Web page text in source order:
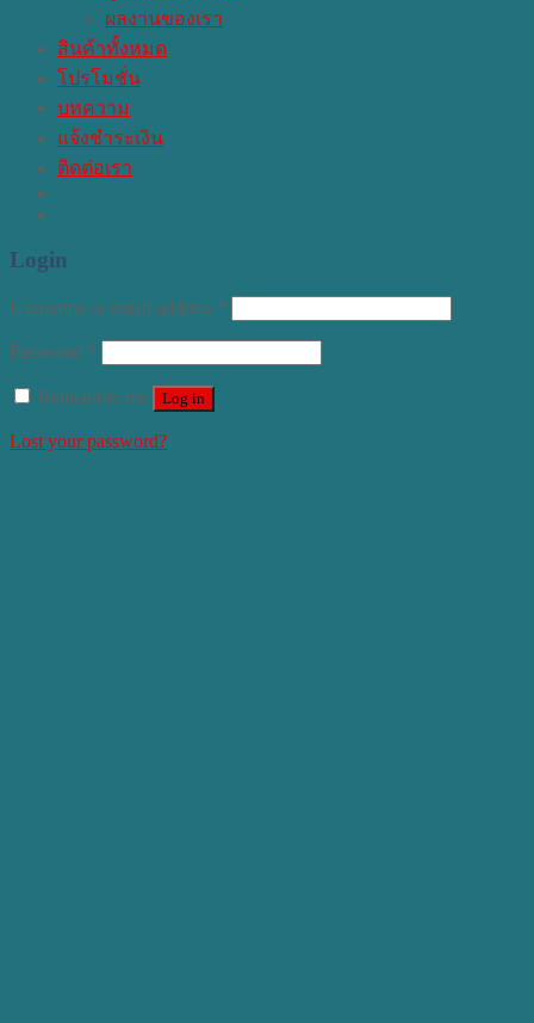
ผลงานของเรา
สินค้าทั้งหมด
โปรโมชั่น
บทความ
แจ้งชำระเงิน
ติดต่อเรา
Login
Username or email address *
Password *
Remember me Log in
Lost your password?